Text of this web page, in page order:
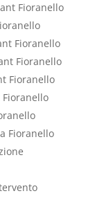
Fioranello
Fioranello
Fioranello
Fioranello
Fioranello
Fioranello